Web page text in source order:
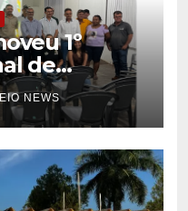
1º
de
o
da
NEWS